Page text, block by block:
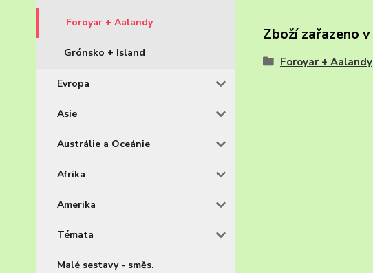
Foroyar + Aalandy
Grónsko + Island
Evropa
Asie
Austrálie a Oceánie
Afrika
Amerika
Témata
Malé sestavy - směs.
Zboží zařazeno
Foroyar + Aalandy